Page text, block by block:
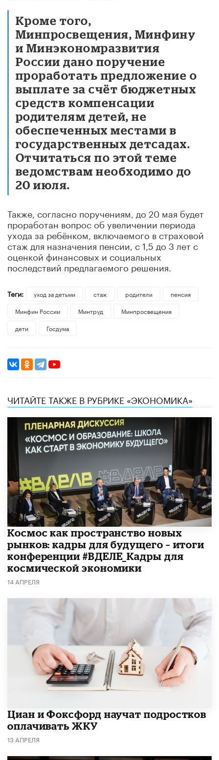
Кроме того,
Минпросвещения, Минфину
и Минэкономразвития
России дано поручение
проработать предложение о
выплате за счёт бюджетных
средств компенсации
родителям детей, не
обеспеченных местами в
государственных детсадах.
Отчитаться по этой теме
ведомствам необходимо до
20 июля.
Также, согласно поручениям, до 20 мая будет
проработан вопрос об увеличении периода
ухода за ребёнком, включаемого в страховой
стаж для назначения пенсии, с 1,5 до 3 лет с
оценкой финансовых и социальных
последствий предлагаемого решения.
Теги: уход за детьми стаж родители
пенсия
Минфин России
Минтруд
Минпросвещения
дети
Госдума
ЧИТАЙТЕ ТАКЖЕ В РУБРИКЕ «ЭКОНОМИКА»
Космос как пространство новых
рынков: кадры для будущего – итоги
конференции #ВДЕЛЕ_Кадры для
космической экономики
14 АПРЕЛЯ
Циан и Фоксфорд научат подростков
оплачивать ЖКУ
13 АПРЕЛЯ